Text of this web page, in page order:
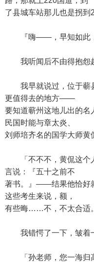
了县城车站那儿也是拐
『嗨——，早知如此，
我听闻后不由得抱怨
我早就说过，位于蕲
更值得去的地方——
要知道蕲州这地儿出的名
民国时能与章太炎、
刘师培齐名的国学大师黄
「不不不，黄侃这个
言说：『五十之前不
著书。』——结果他恰好
这些考生来说，额，
有些晦……不，不太合适
我错愕了一下，皱着
「孙老师，您一海归高